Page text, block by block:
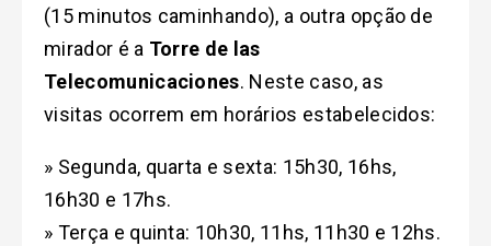
(15 minutos caminhando), a outra opção de
mirador é a Torre de las
Telecomunicaciones. Neste caso, as
visitas ocorrem em horários estabelecidos:
» Segunda, quarta e sexta: 15h30, 16hs,
16h30 e 17hs.
» Terça e quinta: 10h30, 11hs, 11h30 e 12hs.